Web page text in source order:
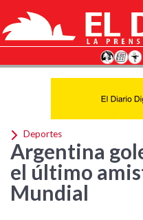
Deportes
Argentina
el último
Mundial